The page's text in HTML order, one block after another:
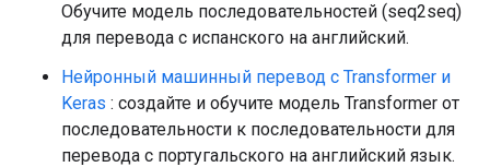
Обучите модель последовательностей (seq2seq)
для перевода с испанского на английский.
Нейронный машинный перевод с Transformer и
Keras : создайте и обучите модель Transformer от
последовательности к последовательности для
перевода с португальского на английский язык.